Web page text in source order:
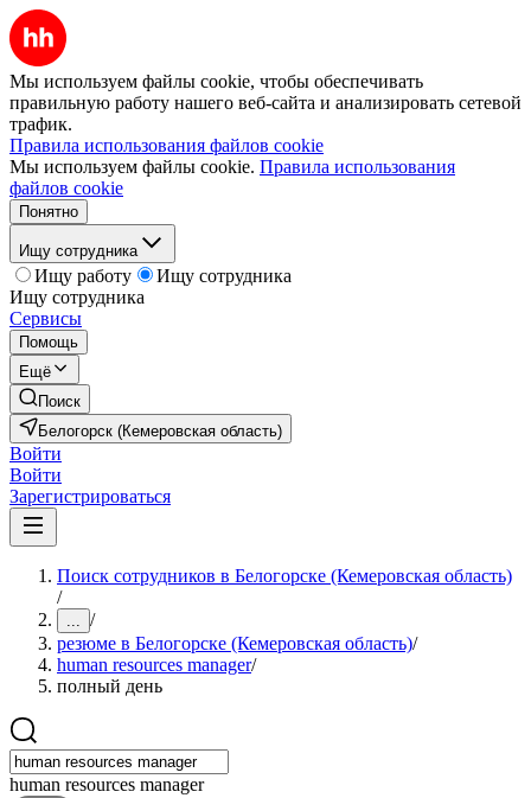
Мы используем файлы cookie, чтобы обеспечивать
правильную работу нашего веб-сайта и анализировать сетевой
трафик.
Правила использования файлов cookie
Мы используем файлы cookie. Правила использования
файлов cookie
Понятно
Ищу сотрудника
Ищу работу
Ищу сотрудника
Ищу сотрудника
Сервисы
Помощь
Ещё
Поиск
Белогорск (Кемеровская область)
Войти
Войти
Зарегистрироваться
Поиск сотрудников в Белогорске (Кемеровская область)
/
... /
резюме в Белогорске (Кемеровская область)/
human resources manager/
полный день
human resources manager